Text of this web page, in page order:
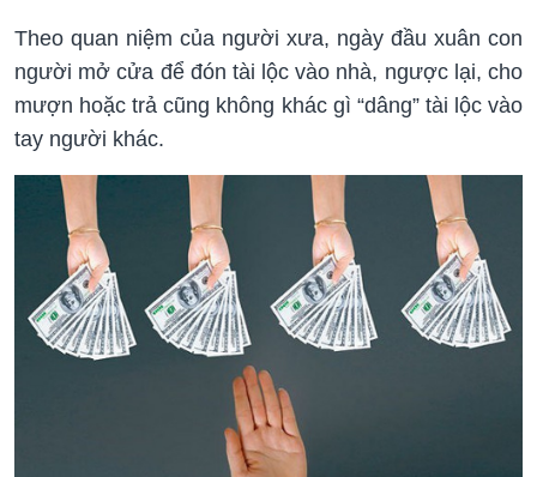
Theo quan niệm của người xưa, ngày đầu xuân con
người mở cửa để đón tài lộc vào nhà, ngược lại, cho
mượn hoặc trả cũng không khác gì “dâng” tài lộc vào
tay người khác.